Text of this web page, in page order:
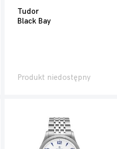
Tudor
Black Bay
Produkt niedostępny